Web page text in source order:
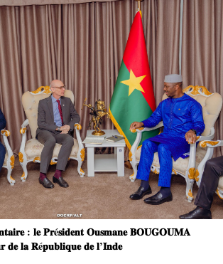
: 𝐥𝐞 𝐏𝐫é𝐬𝐢𝐝𝐞𝐧𝐭 𝐎𝐮𝐬𝐦𝐚𝐧𝐞 𝐁𝐎𝐔𝐆𝐎𝐔𝐌𝐀
𝐝𝐞 𝐥𝐚 𝐑é𝐩𝐮𝐛𝐥𝐢𝐪𝐮𝐞 𝐝𝐞 𝐥’𝐈𝐧𝐝𝐞